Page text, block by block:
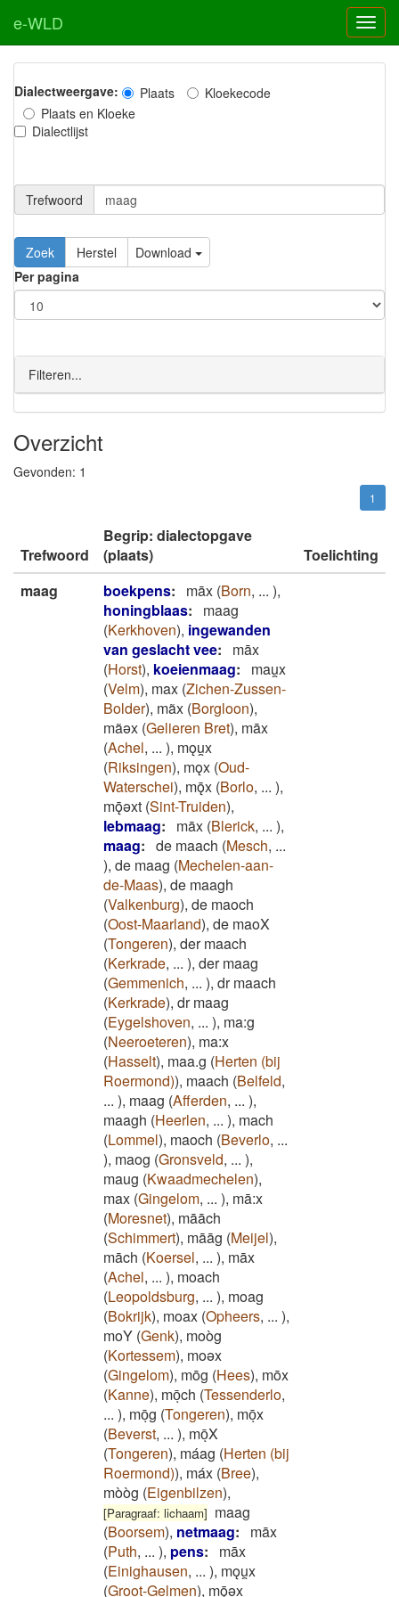
e-WLD
Dialectweergave: Plaats
Kloekecode
Plaats en Kloeke
Dialectlijst
Trefwoord
Download
Per pagina
Filteren...
Overzicht
Gevonden: 1
1
Trefwoord
Begrip: dialectopgave
(plaats)
Toelichting
maag
boekpens: māx (Born, ... ),
honingblaas:
maag
(Kerkhoven), ingewanden
van geslacht vee:
māx
(Horst), koeienmaag:
mau̯x
(Velm), max (Zichen-Zussen-
Bolder), mãx (Borgloon),
mãǝx (Gelieren Bret), māx
(Achel, ... ), mǫu̯x
(Riksingen), mǫx (Oud-
Waterschei), mǭx (Borlo, ... ),
mǭǝxt (Sint-Truiden),
lebmaag: māx (Blerick, ... ),
maag: de maach (Mesch, ...
), de maag (Mechelen-aan-
de-Maas), de maagh
(Valkenburg), de maoch
(Oost-Maarland), de maoX
(Tongeren), der maach
(Kerkrade, ... ), der maag
(Gemmenich, ... ), dr maach
(Kerkrade), dr maag
(Eygelshoven, ... ), ma:g
(Neeroeteren), ma:x
(Hasselt), maa.g (Herten (bij
Roermond)), maach (Belfeld,
... ), maag (Afferden, ... ),
maagh (Heerlen, ... ), mach
(Lommel), maoch (Beverlo, ...
), maog (Gronsveld, ... ),
maug (Kwaadmechelen),
max (Gingelom, ... ), mā:x
(Moresnet), māāch
(Schimmert), māāg (Meijel),
māch (Koersel, ... ), māx
(Achel, ... ), moach
(Leopoldsburg, ... ), moag
(Bokrijk), moax (Opheers, ... ),
moY (Genk), moòg
(Kortessem), moəx
(Gingelom), mōg (Hees), mōx
(Kanne), mōͅch (Tessenderlo,
... ), mōͅg (Tongeren), mōͅx
(Beverst, ... ), mōͅX
(Tongeren), máag (Herten (bij
Roermond)), máx (Bree),
mòòg (Eigenbilzen),
[Paragraaf: lichaam] maag
(Boorsem), netmaag:
māx
(Puth, ... ), pens:
māx
(Einighausen, ... ), mǫu̯x
(Groot-Gelmen), mǭǝx